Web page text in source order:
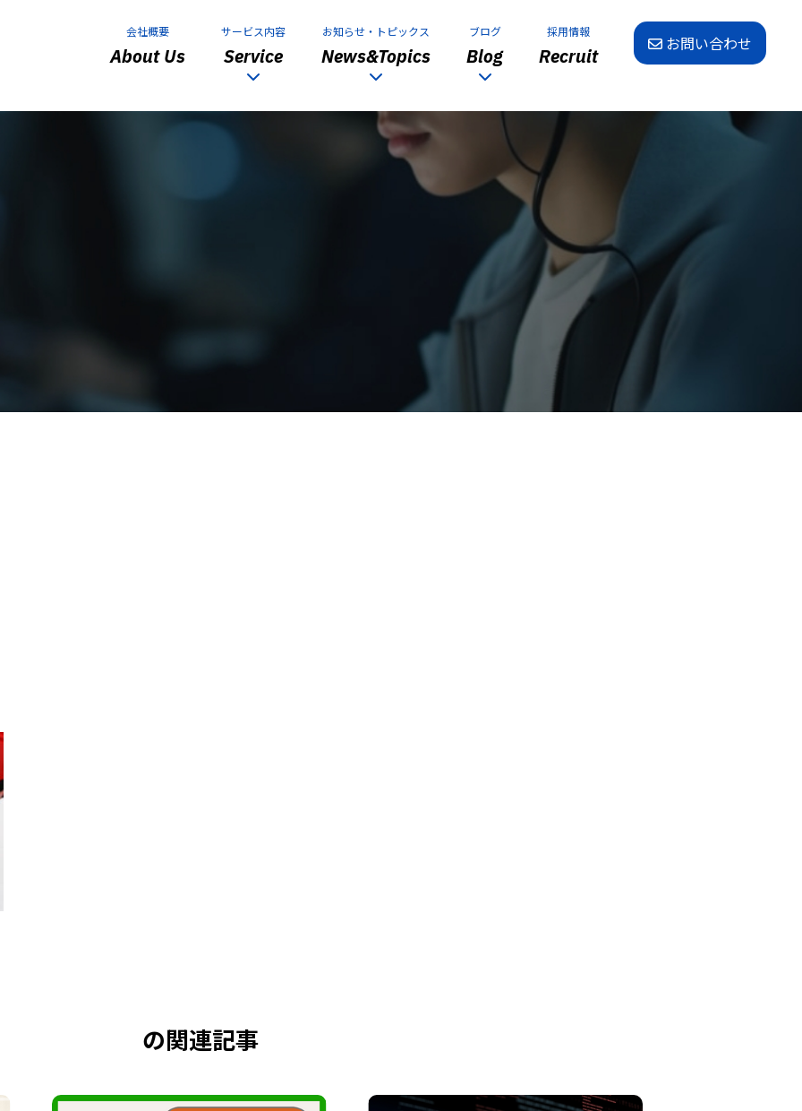
会社概要
About Us
サービス内容
Service
お知らせ・トピックス
News&Topics
ブログ
Blog
採用情報
Recruit
お問い合わせ
の関連記事